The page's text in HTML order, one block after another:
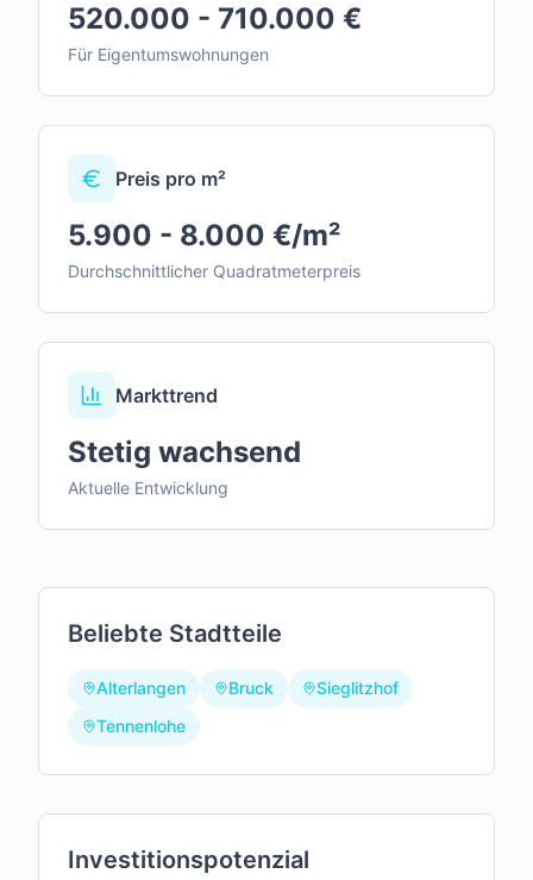
520.000 - 710.000 €
Für Eigentumswohnungen
Preis pro m²
5.900 - 8.000 €/m²
Durchschnittlicher Quadratmeterpreis
Markttrend
Stetig wachsend
Aktuelle Entwicklung
Beliebte Stadtteile
Alterlangen Bruck
Sieglitzhof
Tennenlohe
Investitionspotenzial